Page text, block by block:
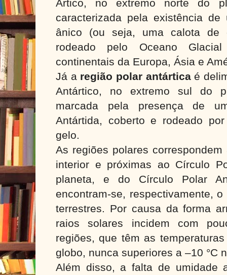
Ártico, no extremo norte do
caracterizada pela existência
ânico (ou seja, uma calota de
rodeado pelo Oceano
continentais da Europa, Ásia e
Já a região polar antárticaé
Antártico, no extremo sul do
marcada pela presença de
Antártida, coberto e rodeado
gelo.
As regiões polares
interior e próximas ao Círculo
planeta, e do Círculo Polar
encontram-se, respectivamente,
terrestres. Por causa da forma
raios solares incidem com
regiões, que têm as
globo, nunca superiores a –10 °C
Além disso, a falta de umidade